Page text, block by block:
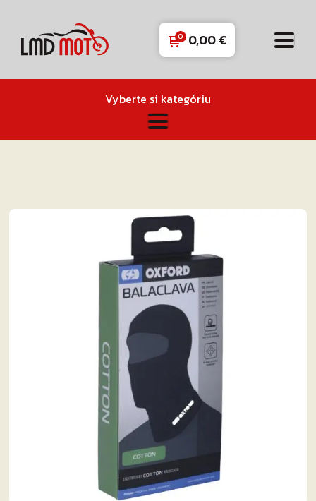
0,00€
Vyberte si kategóriu